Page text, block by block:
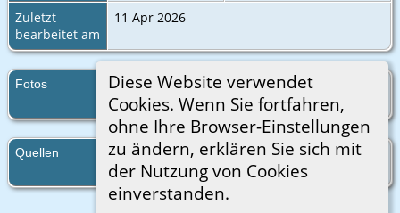
Diese Website verwendet
Cookies. Wenn Sie fortfahren,
ohne Ihre Browser-Einstellungen
zu ändern, erklären Sie sich mit
der Nutzung von Cookies
einverstanden.
Zuletzt
bearbeitet am
11 Apr 2026
Fotos 163. Count of Ebersberg
Quellen
http://wappenwiki.org/index.php?
title=Zurich_Roll_2.